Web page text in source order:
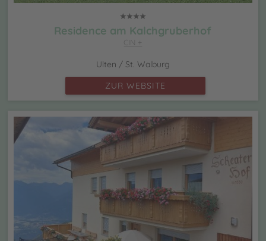
Residence am Kalchgruberhof
CIN +
Ulten / St. Walburg
ZUR WEBSITE